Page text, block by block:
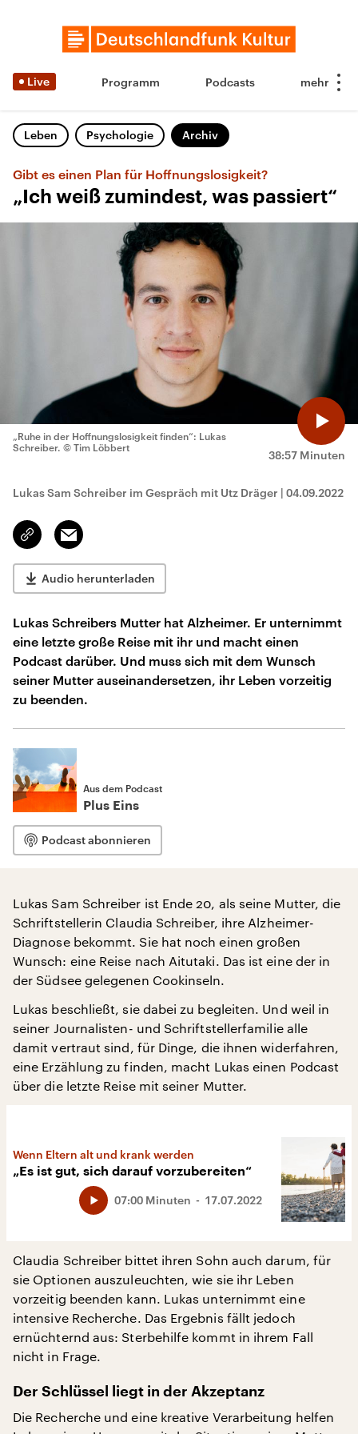
Live Programm Podcasts
Leben Psychologie Archiv
Gibt es einen Plan für Hoffnungslosigkeit?
„Ich weiß zumindest, was passiert“
38:57 Minuten
„Ruhe in der Hoffnungslosigkeit finden“: Lukas
Schreiber. © Tim Löbbert
Lukas Sam Schreiber im Gespräch mit Utz Dräger | 04.09.2022
Link
kopieren/teilen
Email
Audio herunterladen
Lukas Schreibers Mutter hat Alzheimer. Er unternimmt
eine letzte große Reise mit ihr und macht einen
Podcast darüber. Und muss sich mit dem Wunsch
seiner Mutter auseinandersetzen, ihr Leben vorzeitig
zu beenden.
Aus dem Podcast
Plus Eins
Podcast abonnieren
Lukas Sam Schreiber ist Ende 20, als seine Mutter, die
Schriftstellerin Claudia Schreiber, ihre Alzheimer-
Diagnose bekommt. Sie hat noch einen großen
Wunsch: eine Reise nach Aitutaki. Das ist eine der in
der Südsee gelegenen Cookinseln.
Lukas beschließt, sie dabei zu begleiten. Und weil in
seiner Journalisten- und Schriftstellerfamilie alle
damit vertraut sind, für Dinge, die ihnen widerfahren,
eine Erzählung zu finden, macht Lukas einen Podcast
über die letzte Reise mit seiner Mutter.
Wenn Eltern alt und krank werden
„Es ist gut, sich darauf vorzubereiten“
17.07.2022
07:00 Minuten
Claudia Schreiber bittet ihren Sohn auch darum, für
sie Optionen auszuleuchten, wie sie ihr Leben
vorzeitig beenden kann. Lukas unternimmt eine
intensive Recherche. Das Ergebnis fällt jedoch
ernüchternd aus: Sterbehilfe kommt in ihrem Fall
nicht in Frage.
Der Schlüssel liegt in der Akzeptanz
Die Recherche und eine kreative Verarbeitung helfen